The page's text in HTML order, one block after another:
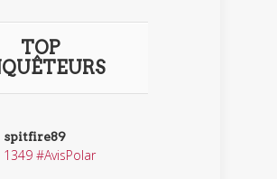
TOP
spitfire89
1349 #AvisPolar